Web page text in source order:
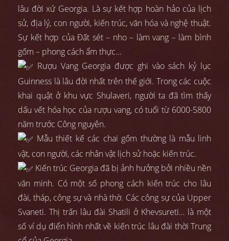
lâu đời xứ Georgia. Là sự kết hợp hoàn hảo của lịch
sử, địa lý, con người, kiến trúc, văn hóa và nghệ thuật.
Sự kết hợp của Đất sét – nho – làm vang – làm bình
gốm – phong cách ẩm thực…
Rượu Vang Georgia được ghi vào sách kỷ lục
Guinness là lâu đời nhất trên thế giới. Trong các cuộc
khai quật ở khu vực Shulaveri, người ta đã tìm thấy
dấu vết hóa học của rượu vang, có tuổi từ 6000-5800
năm trước Công nguyên.
Mẫu thiết kế các chai gốm thường là mẫu linh
vật, con người, các nhân vật lịch sử hoặc kiến trúc.
Kiến trúc Georgia đã bị ảnh hưởng bởi nhiều nền
văn minh. Có một số phong cách kiến trúc cho lâu
đài, tháp, công sự và nhà thờ. Các công sự của Upper
Svaneti. Thị trấn lâu đài Shatili ở Khevsureti… là một
số ví dụ điển hình nhất về kiến trúc lâu đài thời Trung